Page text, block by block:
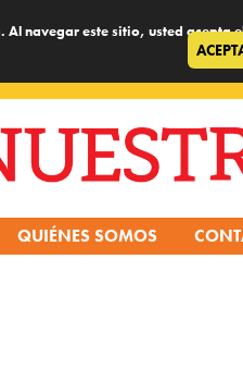
navegar este sitio, usted
QUIÉNES SOMOS